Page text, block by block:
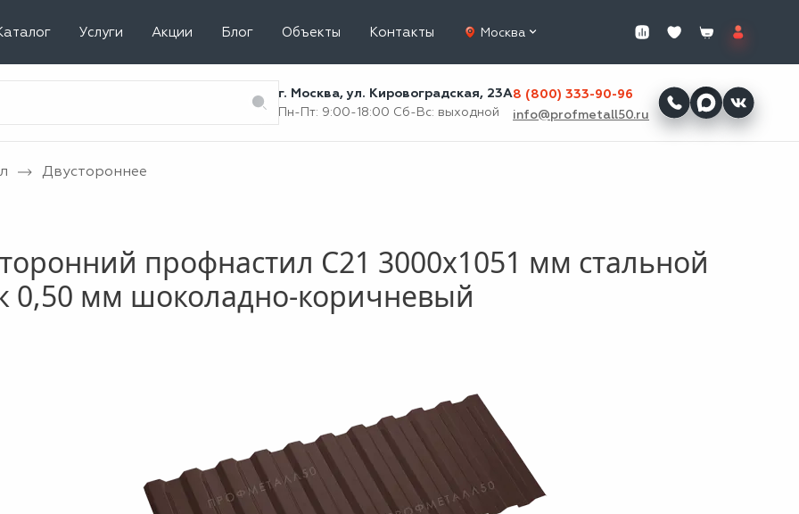
Услуги Акции Блог Объекты Контакты Москва
г. Москва, ул. Кировоградская, 23А
Пн-Пт: 9:00-18:00 Сб-Вс: выходной
8 (800) 333-90-96
info@profmetall50.ru
Двустороннее
профнастил С21 3000x1051 мм стальной
0,50 мм шоколадно-коричневый